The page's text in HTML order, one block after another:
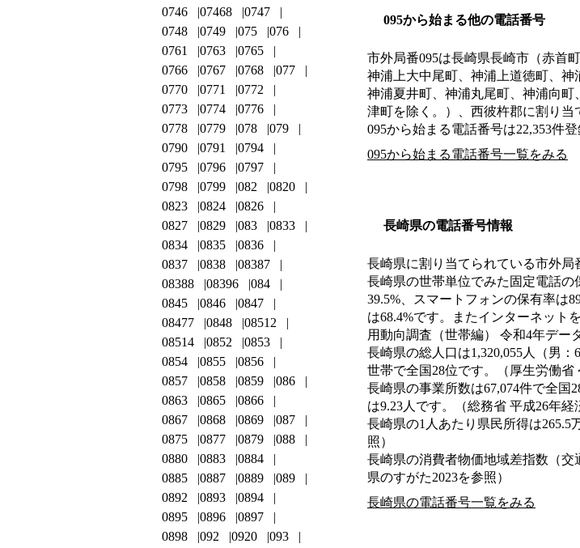
095から始まる他の電話番号
市外局番095は長崎県長崎市（赤首
神浦上大中尾町、神浦上道徳町、神
神浦夏井町、神浦丸尾町、神浦向
津町を除く。）、西彼杵郡に割り当
095から始まる電話番号は22,353件登
095から始まる電話番号一覧をみる
長崎県の電話番号情報
長崎県に割り当てられている市外局
長崎県の世帯単位でみた固定電話の
39.5%、スマートフォンの保有率は
は68.4%です。またインターネット
用動向調査（世帯編） 令和4年デー
長崎県の総人口は1,320,055人（男：
世帯で全国28位です。（厚生労働省
長崎県の事業所数は67,074件で全国
は9.23人です。（総務省 平成26年経
長崎県の1人あたり県民所得は265.5
照）
長崎県の消費者物価地域差指数（交
県のすがた2023を参照）
長崎県の電話番号一覧をみる
0746
07468
0747
0748
0749 075
076
0761
0763
0765
0766
0767 0768
077
0770
0771
0772
0773
0774
0776
0778
0779 078
079
0790
0791
0794
0795
0796
0797
0798
0799 082
0820
0823
0824
0826
0827
0829 083
0833
0834
0835
0836
0837
0838
08387
08388
08396
084
0845
0846
0847
08477
0848
08512
08514
0852
0853
0854
0855
0856
0857
0858 0859
086
0863
0865
0866
0867
0868 0869
087
0875
0877 0879
088
0880
0883
0884
0885
0887 0889
089
0892
0893
0894
0895
0896
0897
0898
092 0920
093